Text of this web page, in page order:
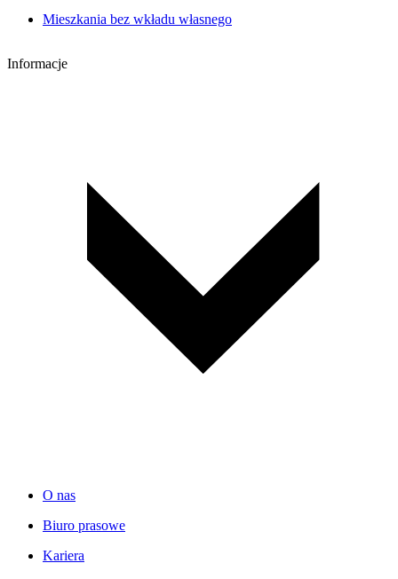
Mieszkania bez wkładu własnego
Informacje
O nas
Biuro prasowe
Kariera